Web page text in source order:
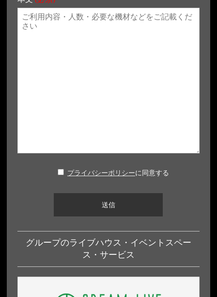
プライバシーポリシーに同意する
グループのライブハウス・イベントスペー
ス・サービス